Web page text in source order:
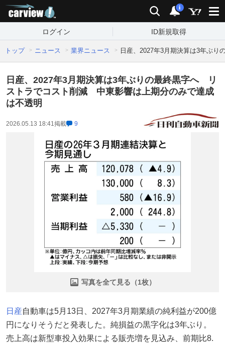
検索 通知
i
ログイン ID新規取得
トップ ニュース 業界ニュース 日産、2027年3月期決算は3年ぶ
日産、2027年3月期決算は3年ぶりの最終黒字へ リ
ストラでコスト削減 中東影響は上期分のみで達成
は不透明
2026.05.13 18:41掲載 9
写真を全て見る（1枚）
日産自動車は5月13日、2027年3月期業績の純利益が200億
円になりそうだと発表した。純損益の黒字化は3年ぶり。
売上高は新型車投入効果による販売増を見込み、前期比8.